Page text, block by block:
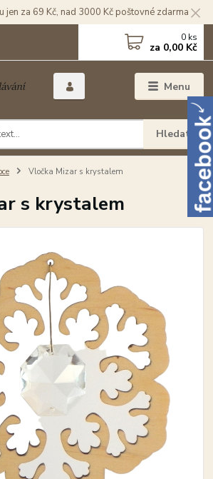
jen za 69 Kč, nad 3000 Kč poštovné zdarma
Menu
Hledat
0 ks
za 0,00 Kč
Vločka Mizar s krystalem
s krystalem